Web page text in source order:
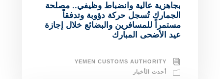
بجاهزية عالية وانضباط وظيفي.. مصلحة
الجمارك تُسجل حركة دؤوبة وتدفقاً
مستمراً للمسافرين والبضائع خلال إجازة
عيد الأضحى المبارك
YEMEN CUSTOMS AUTHORITY
أحدث الأخبار